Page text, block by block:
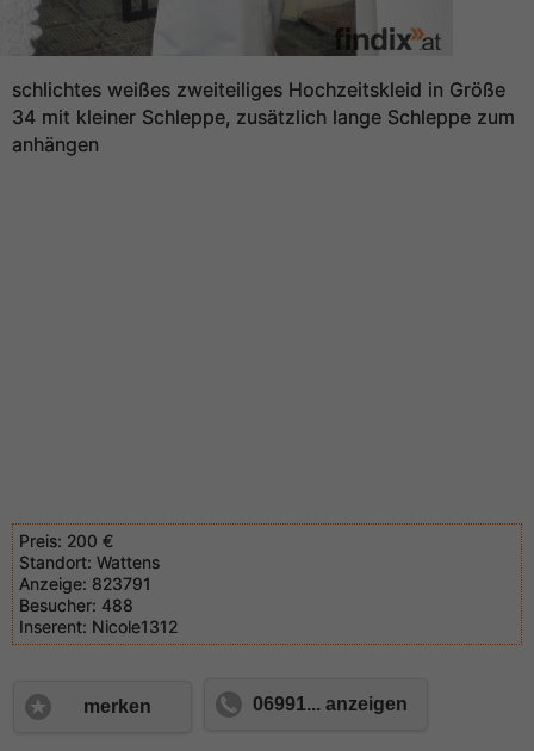
schlichtes weißes zweiteiliges Hochzeitskleid in Größe
34 mit kleiner Schleppe, zusätzlich lange Schleppe zum
anhängen
Preis: 200 €
Standort: Wattens
Anzeige: 823791
Besucher: 488
Inserent: Nicole1312
merken 06991... anzeigen